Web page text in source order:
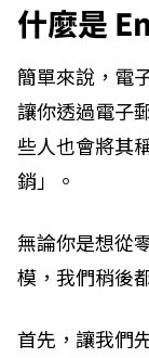
什麼是
簡單來說，電
讓你透過電子
些人也會將其
銷」。
無論你是想從
模，我們稍後
首先，讓我們